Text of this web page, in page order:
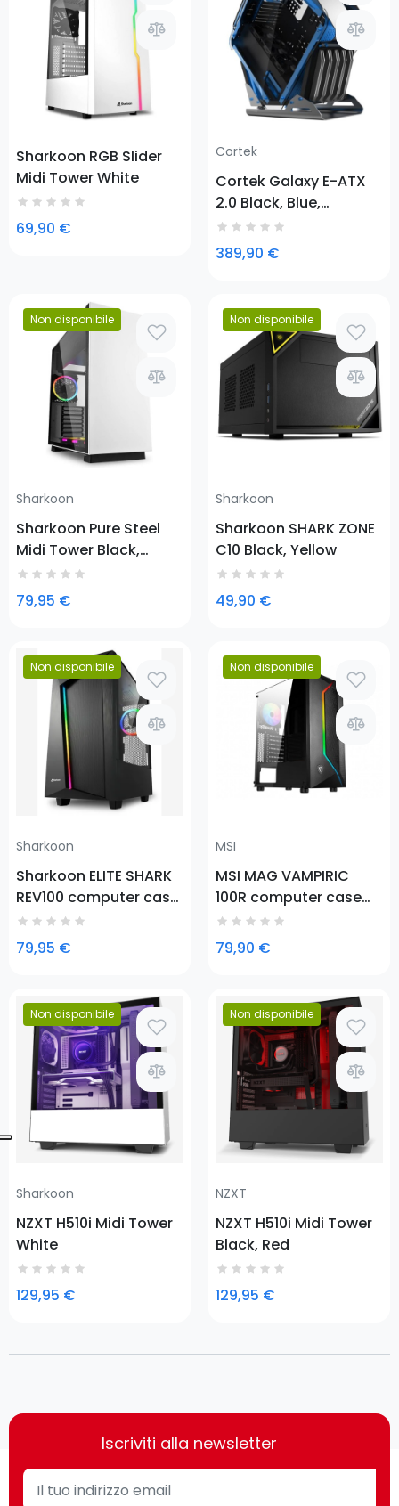
Sharkoon RGB Slider
Midi Tower White
69,90 €
Cortek
Cortek Galaxy E-ATX
2.0 Black, Blue,
Stainless steel
389,90 €
Non disponibile
Prezzo
Sharkoon
Sharkoon Pure Steel
Midi Tower Black,
White
79,95 €
Non disponibile
Prezzo
Sharkoon
Sharkoon SHARK ZONE
C10 Black, Yellow
49,90 €
Non disponibile
Prezzo
Sharkoon
Sharkoon ELITE SHARK
REV100 computer case
Midi Tower Black
79,95 €
Non disponibile
Prezzo
MSI
MSI MAG VAMPIRIC
100R computer case
Midi Tower Nero
79,90 €
Non disponibile
Prezzo
Sharkoon
NZXT H510i Midi Tower
White
129,95 €
Non disponibile
Prezzo
NZXT
NZXT H510i Midi Tower
Black, Red
129,95 €
Iscriviti alla newsletter